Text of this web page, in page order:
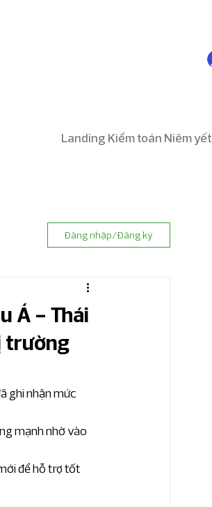
Landing Kiểm toán Niêm yết
Đăng nhập/Đăng ký
Á - Thái
trường
ghi nhận mức
mạnh nhờ vào
để hỗ trợ tốt